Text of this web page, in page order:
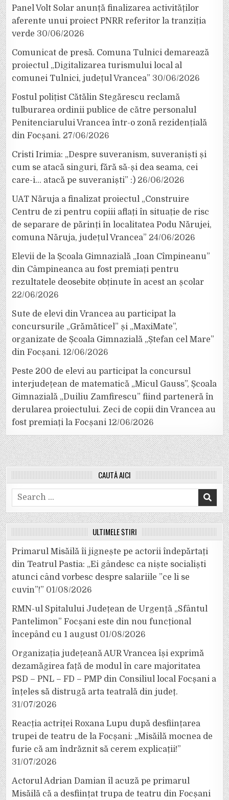
Panel Volt Solar anunță finalizarea activităților
aferente unui proiect PNRR referitor la tranziția
verde 30/06/2026
Comunicat de presă. Comuna Tulnici demarează
proiectul „Digitalizarea turismului local al
comunei Tulnici, județul Vrancea” 30/06/2026
Fostul polițist Cătălin Stegărescu reclamă
tulburarea ordinii publice de către personalul
Penitenciarului Vrancea într-o zonă rezidențială
din Focșani. 27/06/2026
Cristi Irimia: „Despre suveranism, suveraniști și
cum se atacă singuri, fără să-și dea seama, cei
care-i… atacă pe suveraniști” :) 26/06/2026
UAT Năruja a finalizat proiectul „Construire
Centru de zi pentru copiii aflați în situație de risc
de separare de părinți în localitatea Podu Nărujei,
comuna Năruja, județul Vrancea” 24/06/2026
Elevii de la Școala Gimnazială „Ioan Cîmpineanu”
din Câmpineanca au fost premiați pentru
rezultatele deosebite obținute în acest an școlar
22/06/2026
Sute de elevi din Vrancea au participat la
concursurile „Grămăticel” și „MaxiMate”,
organizate de Școala Gimnazială „Ștefan cel Mare”
din Focșani. 12/06/2026
Peste 200 de elevi au participat la concursul
interjudețean de matematică „Micul Gauss”, Școala
Gimnazială „Duiliu Zamfirescu” fiind parteneră în
derularea proiectului. Zeci de copii din Vrancea au
fost premiați la Focșani 12/06/2026
CAUTĂ AICI
Search
for:
ULTIMELE ȘTIRI
Primarul Misăilă îi jignește pe actorii îndepărtați
din Teatrul Pastia: „Ei gândesc ca niște socialiști
atunci când vorbesc despre salariile ”ce li se
cuvin”!” 01/08/2026
RMN-ul Spitalului Județean de Urgență „Sfântul
Pantelimon” Focșani este din nou funcțional
începând cu 1 august 01/08/2026
Organizația județeană AUR Vrancea își exprimă
dezamăgirea față de modul în care majoritatea
PSD – PNL – FD – PMP din Consiliul local Focșani a
înțeles să distrugă arta teatrală din județ.
31/07/2026
Reacția actriței Roxana Lupu după desființarea
trupei de teatru de la Focșani: „Misăilă mocnea de
furie că am îndrăznit să cerem explicații!”
31/07/2026
Actorul Adrian Damian îl acuză pe primarul
Misăilă că a desființat trupa de teatru din Focșani